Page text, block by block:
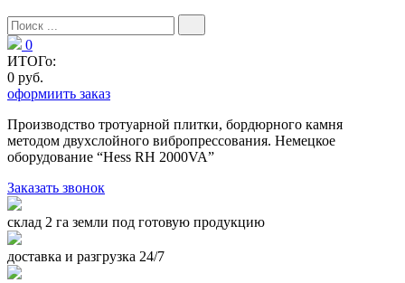
0
ИТОГо:
0 руб.
оформиить заказ
Производство тротуарной плитки, бордюрного камня
методом двухслойного вибропресcования. Немецкое
оборудование “Hess RH 2000VA”
Заказать звонок
склад 2 га земли под готовую продукцию
доставка и разгрузка 24/7